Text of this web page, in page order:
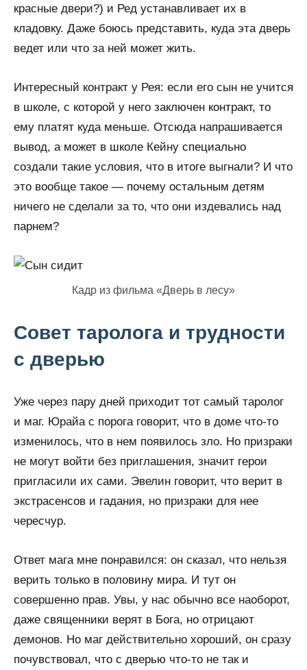
красные двери?) и Ред устанавливает их в
кладовку. Даже боюсь представить, куда эта дверь
ведет или что за ней может жить.
Интересный контракт у Рея: если его сын не учится
в школе, с которой у него заключен контракт, то
ему платят куда меньше. Отсюда напрашивается
вывод, а может в школе Кейну специально
создали такие условия, что в итоге выгнали? И что
это вообще такое — почему остальным детям
ничего не сделали за то, что они издевались над
парнем?
Кадр из фильма «Дверь в лесу»
Совет таролога и трудности
с дверью
Уже через пару дней приходит тот самый таролог
и маг. Юрайа с порога говорит, что в доме что-то
изменилось, что в нем появилось зло. Но призраки
не могут войти без приглашения, значит герои
пригласили их сами. Эвелин говорит, что верит в
экстрасенсов и гадания, но призраки для нее
чересчур.
Ответ мага мне понравился: он сказал, что нельзя
верить только в половину мира. И тут он
совершенно прав. Увы, у нас обычно все наоборот,
даже священники верят в Бога, но отрицают
демонов. Но маг действительно хороший, он сразу
почувствовал, что с дверью что-то не так и